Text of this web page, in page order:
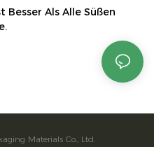
Als Alle Süßen
Materials Co., Ltd.